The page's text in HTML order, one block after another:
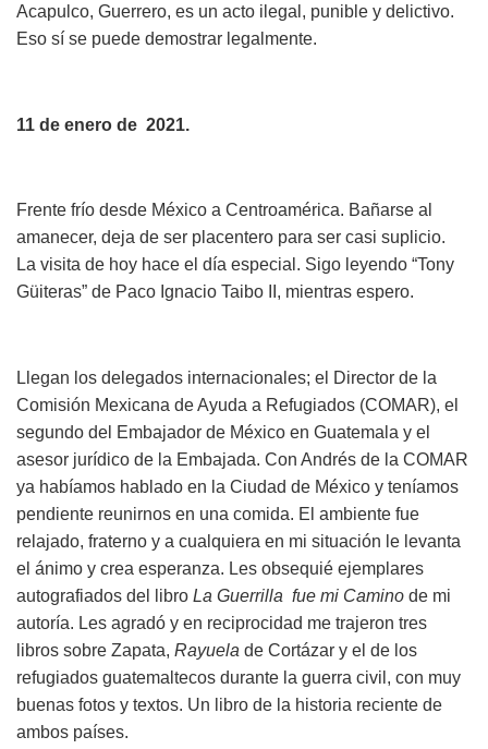
Acapulco, Guerrero, es un acto ilegal, punible y delictivo.
Eso sí se puede demostrar legalmente.
11 de enero de 2021.
Frente frío desde México a Centroamérica. Bañarse al
amanecer, deja de ser placentero para ser casi suplicio.
La visita de hoy hace el día especial. Sigo leyendo “Tony
Güiteras” de Paco Ignacio Taibo II, mientras espero.
Llegan los delegados internacionales; el Director de la
Comisión Mexicana de Ayuda a Refugiados (COMAR), el
segundo del Embajador de México en Guatemala y el
asesor jurídico de la Embajada. Con Andrés de la COMAR
ya habíamos hablado en la Ciudad de México y teníamos
pendiente reunirnos en una comida. El ambiente fue
relajado, fraterno y a cualquiera en mi situación le levanta
el ánimo y crea esperanza. Les obsequié ejemplares
autografiados del libro La Guerrilla fue mi Camino de mi
autoría. Les agradó y en reciprocidad me trajeron tres
libros sobre Zapata, Rayuela de Cortázar y el de los
refugiados guatemaltecos durante la guerra civil, con muy
buenas fotos y textos. Un libro de la historia reciente de
ambos países.